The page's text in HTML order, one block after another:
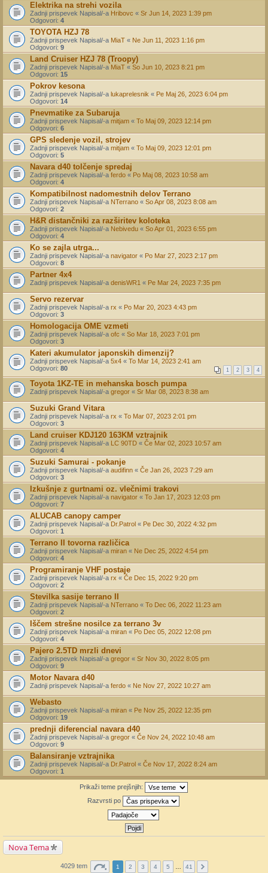
Elektrika na strehi vozila
Zadnji prispevek Napisal/-a Hribovc « Sr Jun 14, 2023 1:39 pm
Odgovori: 4
TOYOTA HZJ 78
Zadnji prispevek Napisal/-a MiaT « Ne Jun 11, 2023 1:16 pm
Odgovori: 9
Land Cruiser HZJ 78 (Troopy)
Zadnji prispevek Napisal/-a MiaT « So Jun 10, 2023 8:21 pm
Odgovori: 15
Pokrov kesona
Zadnji prispevek Napisal/-a lukaprelesnik « Pe Maj 26, 2023 6:04 pm
Odgovori: 14
Pnevmatike za Subaruja
Zadnji prispevek Napisal/-a mitjam « To Maj 09, 2023 12:14 pm
Odgovori: 6
GPS sledenje vozil, strojev
Zadnji prispevek Napisal/-a mitjam « To Maj 09, 2023 12:01 pm
Odgovori: 5
Navara d40 tolčenje spredaj
Zadnji prispevek Napisal/-a ferdo « Po Maj 08, 2023 10:58 am
Odgovori: 4
Kompatibilnost nadomestnih delov Terrano
Zadnji prispevek Napisal/-a NTerrano « So Apr 08, 2023 8:08 am
Odgovori: 2
H&R distančniki za razširitev koloteka
Zadnji prispevek Napisal/-a Nebivedu « So Apr 01, 2023 6:55 pm
Odgovori: 4
Ko se zajla utrga...
Zadnji prispevek Napisal/-a navigator « Po Mar 27, 2023 2:17 pm
Odgovori: 8
Partner 4x4
Zadnji prispevek Napisal/-a denisWR1 « Pe Mar 24, 2023 7:35 pm
Servo rezervar
Zadnji prispevek Napisal/-a rx « Po Mar 20, 2023 4:43 pm
Odgovori: 3
Homologacija OME vzmeti
Zadnji prispevek Napisal/-a ofc « So Mar 18, 2023 7:01 pm
Odgovori: 3
Kateri akumulator japonskih dimenzij?
Zadnji prispevek Napisal/-a 5x4 « To Mar 14, 2023 2:41 am
Odgovori: 80 1 2 3 4
Toyota 1KZ-TE in mehanska bosch pumpa
Zadnji prispevek Napisal/-a gregor « Sr Mar 08, 2023 8:38 am
Suzuki Grand Vitara
Zadnji prispevek Napisal/-a rx « To Mar 07, 2023 2:01 pm
Odgovori: 3
Land cruiser KDJ120 163KM vztrajnik
Zadnji prispevek Napisal/-a LC 90TD « Če Mar 02, 2023 10:57 am
Odgovori: 4
Suzuki Samurai - pokanje
Zadnji prispevek Napisal/-a audifinn « Če Jan 26, 2023 7:29 am
Odgovori: 3
Izkušnje z gurtnami oz. vlečnimi trakovi
Zadnji prispevek Napisal/-a navigator « To Jan 17, 2023 12:03 pm
Odgovori: 7
ALUCAB canopy camper
Zadnji prispevek Napisal/-a Dr.Patrol « Pe Dec 30, 2022 4:32 pm
Odgovori: 1
Terrano II tovorna različica
Zadnji prispevek Napisal/-a miran « Ne Dec 25, 2022 4:54 pm
Odgovori: 4
Programiranje VHF postaje
Zadnji prispevek Napisal/-a rx « Če Dec 15, 2022 9:20 pm
Odgovori: 2
Stevilka sasije terrano II
Zadnji prispevek Napisal/-a NTerrano « To Dec 06, 2022 11:23 am
Odgovori: 2
Iščem strešne nosilce za terrano 3v
Zadnji prispevek Napisal/-a miran « Po Dec 05, 2022 12:08 pm
Odgovori: 4
Pajero 2.5TD mrzli dnevi
Zadnji prispevek Napisal/-a gregor « Sr Nov 30, 2022 8:05 pm
Odgovori: 9
Motor Navara d40
Zadnji prispevek Napisal/-a ferdo « Ne Nov 27, 2022 10:27 am
Webasto
Zadnji prispevek Napisal/-a miran « Pe Nov 25, 2022 12:35 pm
Odgovori: 19
prednji diferencial navara d40
Zadnji prispevek Napisal/-a gregor « Če Nov 24, 2022 10:48 am
Odgovori: 9
Balansiranje vztrajnika
Zadnji prispevek Napisal/-a Dr.Patrol « Če Nov 17, 2022 8:24 am
Odgovori: 1
Prikaži teme prejšnjih:
Razvrsti po
Nova Tema
4029 tem 1 2 3 4 5 41